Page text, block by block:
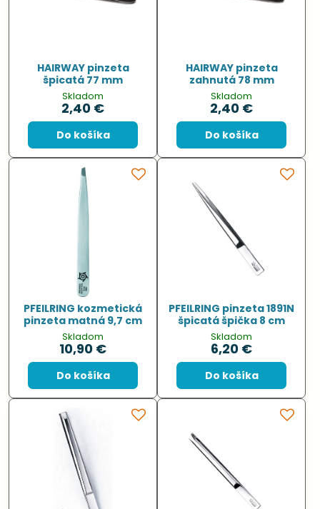
HAIRWAY pinzeta
špicatá 77 mm
Skladom
2,40 €
Do košíka
HAIRWAY pinzeta
zahnutá 78 mm
Skladom
2,40 €
Do košíka
PFEILRING kozmetická
pinzeta matná 9,7 cm
Skladom
10,90 €
Do košíka
PFEILRING pinzeta 1891N
špicatá špička 8 cm
Skladom
6,20 €
Do košíka